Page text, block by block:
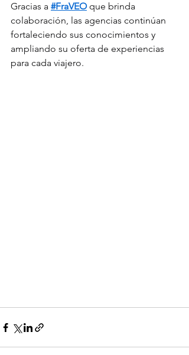
Gracias a #FraVEO que brinda
colaboración, las agencias continúan
fortaleciendo sus conocimientos y
ampliando su oferta de experiencias
para cada viajero.